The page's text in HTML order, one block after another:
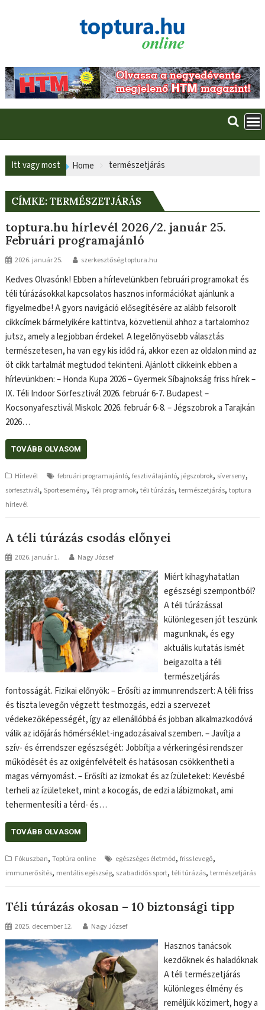
Itt vagy most Home természetjárás
CÍMKE:TERMÉSZETJÁRÁS
toptura.hu hírlevél 2026/2. január 25.
Februári programajánló
2026. január 25. szerkesztőség toptura.hu
Kedves Olvasónk! Ebben a hírlevelünkben februári programokat és
téli túrázásokkal kapcsolatos hasznos információkat ajánlunk a
figyelmedbe! A gyors navigáció elősegítésére az alább felsorolt
cikkcímek bármelyikére kattintva, közvetlenül ahhoz a tartalomhoz
jutsz, amely a legjobban érdekel. A legelőnyösebb választás
természetesen, ha van egy kis időd rá, akkor ezen az oldalon mind az
öt cikk tartalmát megtudod tekinteni. Ajánlott cikkeink ebben a
hírlevünkben: – Honda Kupa 2026 – Gyermek Síbajnokság friss hírek –
IX. Téli Indoor Sörfesztivál 2026. február 6-7. Budapest –
Kocsonyafesztivál Miskolc 2026. február 6-8. – Jégszobrok a Tarajkán
2026…
TOVÁBB OLVASOM
Hírlevél februári programajánló,fesztiválajánló, jégszobrok, síverseny,
sörfesztivál, Sportesemény,Téli programok,téli túrázás,természetjárás,toptura
hírlevél
A téli túrázás csodás előnyei
2026. január 1. Nagy József
Miért kihagyhatatlan
egészségi szempontból?
A téli túrázással
különlegesen jót teszünk
magunknak, és egy
aktuális kutatás ismét
beigazolta a téli
természetjárás
fontosságát. Fizikai előnyök: – Erősíti az immunrendszert: A téli friss
és tiszta levegőn végzett testmozgás, edzi a szervezet
védekezőképességét, így az ellenállóbbá és jobban alkalmazkodóvá
válik az időjárás hőmérséklet-ingadozásaival szemben. – Javítja a
szív- és érrendszer egészségét: Jobbítja a vérkeringési rendszer
működését és az oxigénfelvételt és hatásosan csökkentheti a
magas vérnyomást. – Erősíti az izmokat és az ízületeket: Kevésbé
terheli az ízületeket, mint a kocogás, de edzi a lábizmokat, ami
tehermentesíti a térd- és…
TOVÁBB OLVASOM
Fókuszban,Toptúra online egészséges életmód,friss levegő,
immunerősítés, mentális egészség, szabadidős sport,téli túrázás,természetjárás
Téli túrázás okosan – 10 biztonsági tipp
2025. december 12. Nagy József
Hasznos tanácsok
kezdőknek és haladóknak
A téli természetjárás
különleges élmény és
reméljük közimert, hogy a